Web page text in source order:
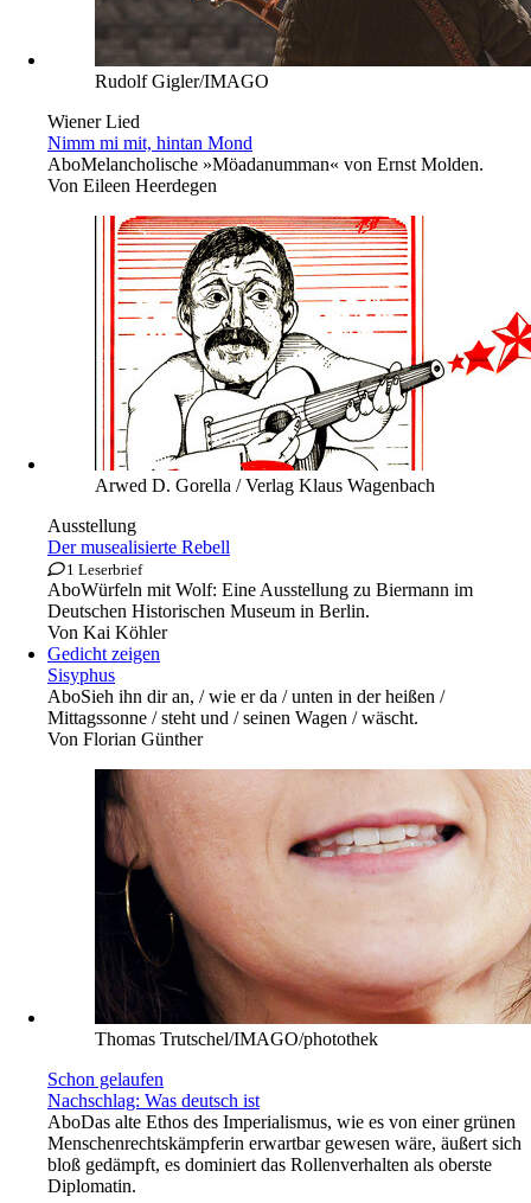
Rudolf Gigler/IMAGO
Wiener Lied
Nimm mi mit, hintan Mond
AboMelancholische »Möadanumman« von Ernst Molden.
Von Eileen Heerdegen
Arwed D. Gorella / Verlag Klaus Wagenbach
Ausstellung
Der musealisierte Rebell
1 Leserbrief
AboWürfeln mit Wolf: Eine Ausstellung zu Biermann im
Deutschen Historischen Museum in Berlin.
Von Kai Köhler
Gedicht zeigen
Sisyphus
AboSieh ihn dir an, / wie er da / unten in der heißen /
Mittagssonne / steht und / seinen Wagen / wäscht.
Von Florian Günther
Thomas Trutschel/IMAGO/photothek
Schon gelaufen
Nachschlag: Was deutsch ist
AboDas alte Ethos des Imperialismus, wie es von einer grünen
Menschenrechtskämpferin erwartbar gewesen wäre, äußert sich
bloß gedämpft, es dominiert das Rollenverhalten als oberste
Diplomatin.